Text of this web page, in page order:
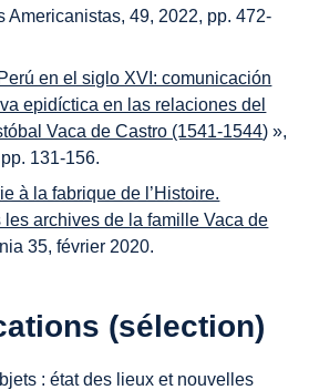
Americanistas, 49, 2022, pp. 472-
en el siglo XVI: comunicación
epidíctica en las relaciones del
Vaca de Castro (1541-1544) »,
131-156.
à la fabrique de l’Histoire.
les archives de la famille Vaca de
35, février 2020.
(sélection)
: état des lieux et nouvelles